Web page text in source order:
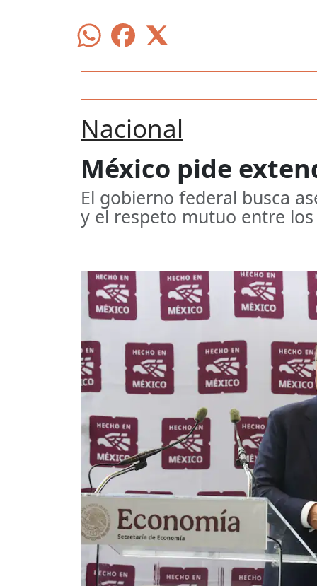
Nacional
México pide
El gobierno federal busca
y el respeto mutuo entre